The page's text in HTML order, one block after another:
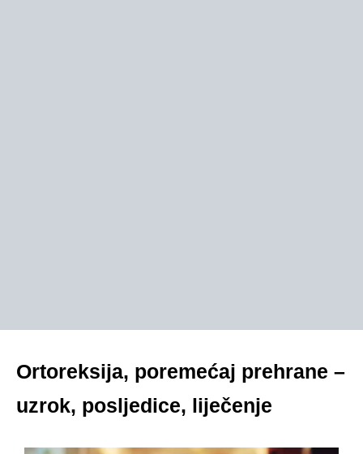
Ortoreksija, poremećaj prehrane –
uzrok, posljedice, liječenje